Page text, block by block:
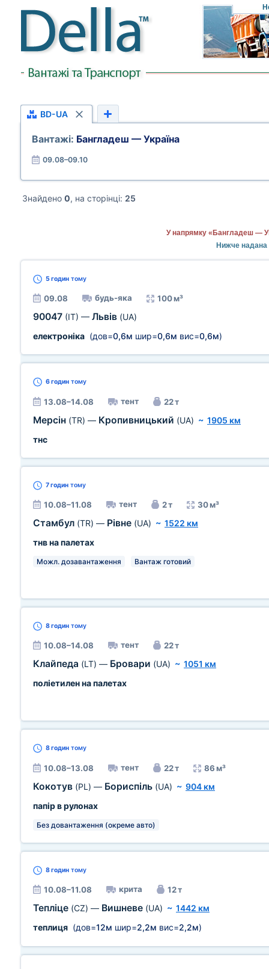
BD-UA
Вантажі: Бангладеш — Україна
09.08–09.10
Знайдено 0, на сторінці: 25
У напрямку «Бангладеш —
Нижче надана
5 годин тому
09.08 будь-яка 100 м³
90047 (IT) — Львів (UA)
електроніка (дов=0,6м шир=0,6м вис=0,6м)
6 годин тому
13.08–14.08 тент 22 т
Мерсін (TR) — Кропивницький (UA) ~ 1905 км
тнс
7 годин тому
10.08–11.08 тент 2 т 30 м³
Стамбул (TR) — Рівне (UA) ~ 1522 км
тнв на палетах
Можл. дозавантаження Вантаж готовий
8 годин тому
10.08–14.08 тент 22 т
Клайпеда (LT) — Бровари (UA) ~ 1051 км
поліетилен на палетах
8 годин тому
10.08–13.08 тент 22 т 86 м³
Кокотув (PL) — Бориспіль (UA) ~ 904 км
папір в рулонах
Без довантаження (окреме авто)
8 годин тому
10.08–11.08 крита 12 т
Тепліце (CZ) — Вишневе (UA) ~ 1442 км
теплиця (дов=12м шир=2,2м вис=2,2м)